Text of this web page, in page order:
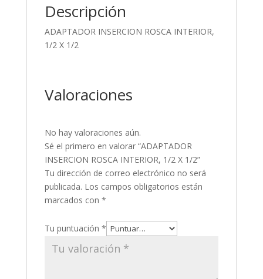
Descripción
ADAPTADOR INSERCION ROSCA INTERIOR,
1/2 X 1/2
Valoraciones
No hay valoraciones aún.
Sé el primero en valorar “ADAPTADOR
INSERCION ROSCA INTERIOR, 1/2 X 1/2”
Tu dirección de correo electrónico no será
publicada. Los campos obligatorios están
marcados con *
Tu puntuación *